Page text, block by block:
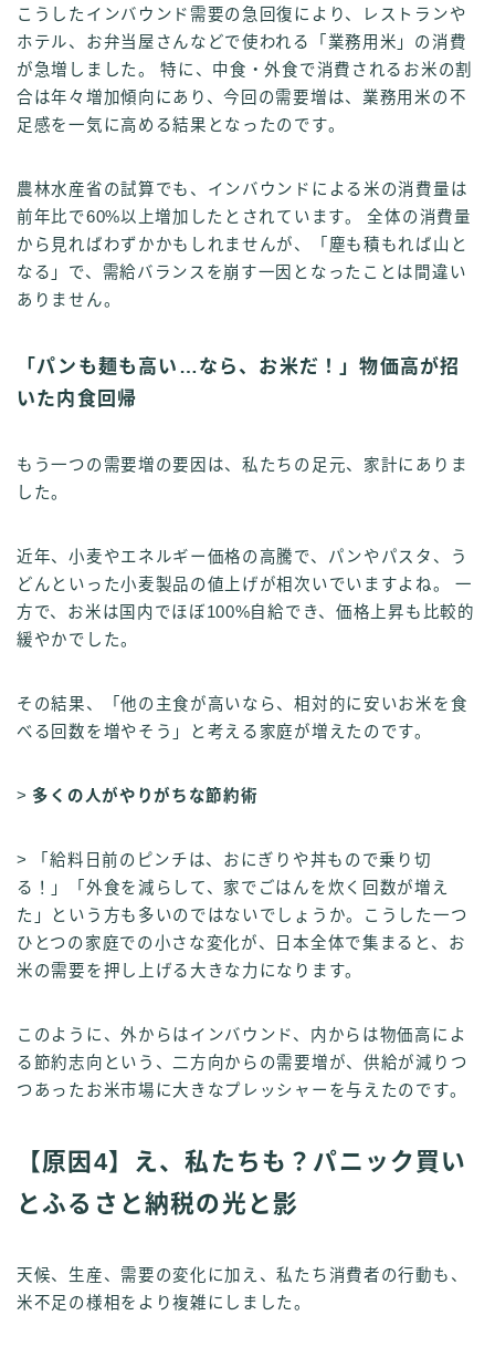
こうしたインバウンド需要の急回復により、レストランや
ホテル、お弁当屋さんなどで使われる「業務用米」の消費
が急増しました。 特に、中食・外食で消費されるお米の割
合は年々増加傾向にあり、今回の需要増は、業務用米の不
足感を一気に高める結果となったのです。
農林水産省の試算でも、インバウンドによる米の消費量は
前年比で60%以上増加したとされています。 全体の消費量
から見ればわずかかもしれませんが、「塵も積もれば山と
なる」で、需給バランスを崩す一因となったことは間違い
ありません。
「パンも麺も高い…なら、お米だ！」物価高が招
いた内食回帰
もう一つの需要増の要因は、私たちの足元、家計にありま
した。
近年、小麦やエネルギー価格の高騰で、パンやパスタ、う
どんといった小麦製品の値上げが相次いでいますよね。 一
方で、お米は国内でほぼ100%自給でき、価格上昇も比較的
緩やかでした。
その結果、「他の主食が高いなら、相対的に安いお米を食
べる回数を増やそう」と考える家庭が増えたのです。
> 多くの人がやりがちな節約術
> 「給料日前のピンチは、おにぎりや丼もので乗り切
る！」「外食を減らして、家でごはんを炊く回数が増え
た」という方も多いのではないでしょうか。こうした一つ
ひとつの家庭での小さな変化が、日本全体で集まると、お
米の需要を押し上げる大きな力になります。
このように、外からはインバウンド、内からは物価高によ
る節約志向という、二方向からの需要増が、供給が減りつ
つあったお米市場に大きなプレッシャーを与えたのです。
【原因4】え、私たちも？パニック買い
とふるさと納税の光と影
天候、生産、需要の変化に加え、私たち消費者の行動も、
米不足の様相をより複雑にしました。